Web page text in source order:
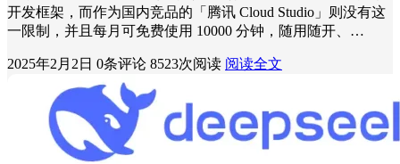
开发框架，而作为国内竞品的「腾讯 Cloud Studio」则没有这
一限制，并且每月可免费使用 10000 分钟，随用随开、…
2025年2月2日 0条评论 8523次阅读 阅读全文